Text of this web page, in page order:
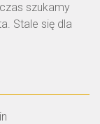
szukamy
Stale się dla